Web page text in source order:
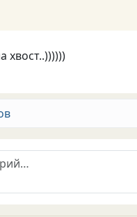
хвост..))))))